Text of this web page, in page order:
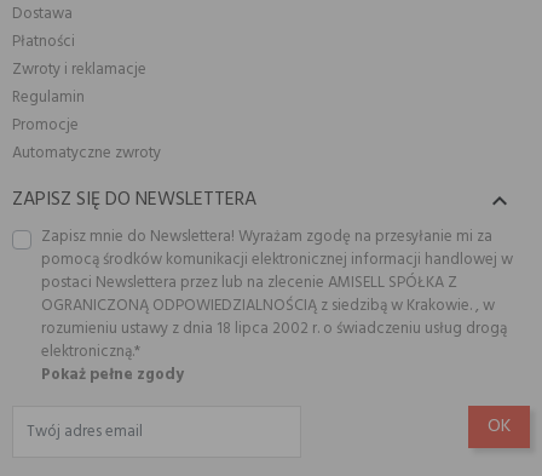
Dostawa
Płatności
Zwroty i reklamacje
Regulamin
Promocje
Automatyczne zwroty
ZAPISZ SIĘ DO NEWSLETTERA 
Zapisz mnie do Newslettera! Wyrażam zgodę na przesyłanie mi za
pomocą środków komunikacji elektronicznej informacji handlowej w
postaci Newslettera przez lub na zlecenie AMISELL SPÓŁKA Z
OGRANICZONĄ ODPOWIEDZIALNOŚCIĄ z siedzibą w Krakowie. , w
rozumieniu ustawy z dnia 18 lipca 2002 r. o świadczeniu usług drogą
elektroniczną.*
Pokaż pełne zgody